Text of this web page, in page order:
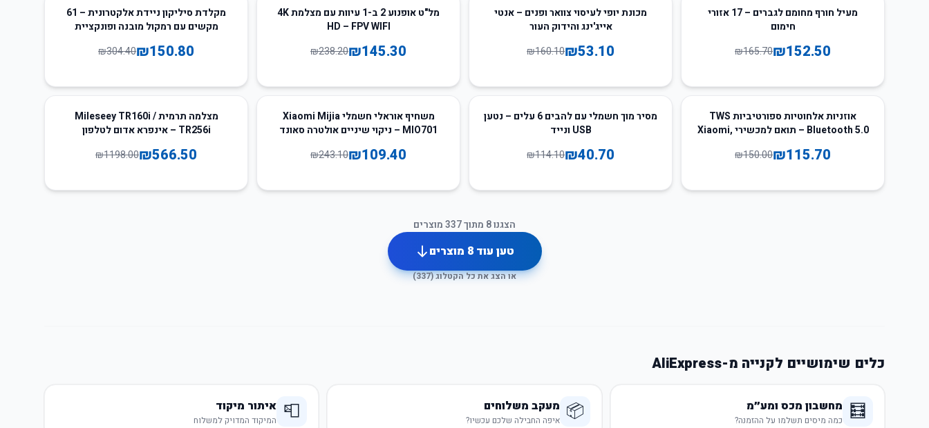
מעיל חורף מחומם לגברים – 17 אזורי
חימום
₪152.50
₪165.70
67מכונת יופי לעיסוי צוואר ופנים – אנטי
אייג'ינג והידוק העור
₪53.10
₪160.10
39
מל"ט אופנוע 2 ב-1 עיוות עם מצלמת 4K
HD – FPV WIFI
₪145.30
₪238.20
50
מקלדת סיליקון ניידת אלקטרונית – 61
מקשים עם רמקול מובנה ופונקציית
₪150.80
₪304.40
אוזניות אלחוטיות ספורטיביות TWS
Bluetooth 5.0 – תואם למכשירי Xiaomi,
₪115.70
₪150.00
64%
מסיר מוך חשמלי עם להבים 6 עלים – נטען
USB ונייד
₪40.70
₪114.10
55
משחיף אוראלי חשמלי Xiaomi Mijia
MIO701 – ניקוי שיניים אולטרה סאונד
₪109.40
₪243.10
מצלמה תרמית Mileseey TR160i /
TR256i – אינפרא אדום לטלפון
₪566.50
₪1198.00
הצגנו8 מתוך337מוצרים
טען עוד8 מוצרים
או הצג את כל הקטלוג (337
)
כלים שימושיים לקנייה מ-AliExpress
🧮 מחשבון מכס ומע״מ
כמה מיסים תשלמו על ההזמנה? 📦 מעקב משלוחים
איפה החבילה שלכם עכשיו? 📮 איתור מיקוד
המיקוד המדויק למשלוח